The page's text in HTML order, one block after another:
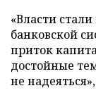
«Власти
банковской
приток
достойные
не